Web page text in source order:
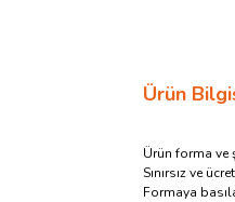
Ürün
Ürün forma
Sınırsız ve
Formaya